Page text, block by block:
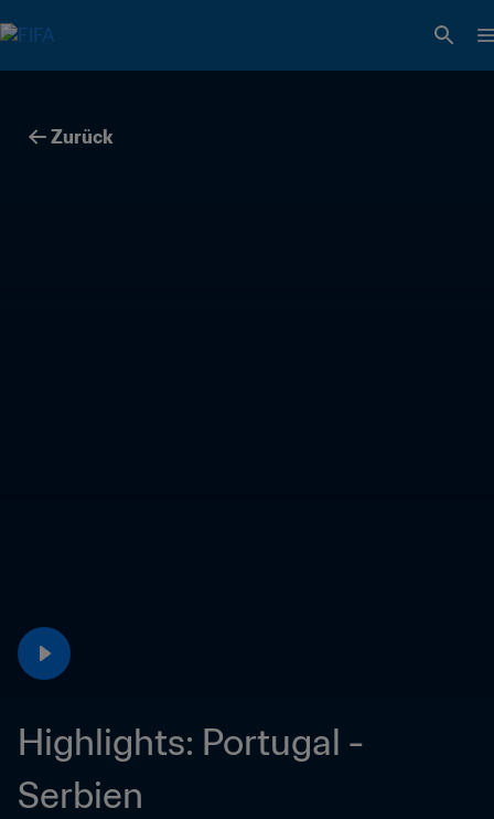
Zurück
Highlights: Portugal -
Serbien